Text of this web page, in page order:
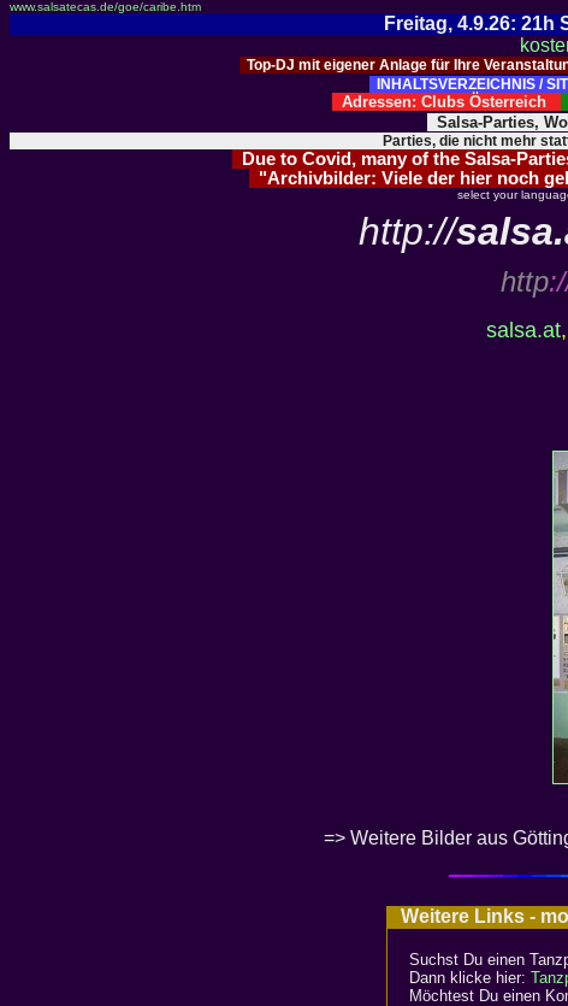
www.salsatecas.de/goe/caribe.htm
Freitag, 4.9.26: 21h
Top-DJ mit eigener Anlage für Ihre
INHALTSVERZEICHNIS /
Adressen: Clubs Österreich
Salsa-Parties,
Parties, die nicht mehr
Due to Covid, many of the Salsa-
"Archivbilder: Viele der hier noch
select your
http://
http
salsa.at,
=>Weitere Bilder aus
Weitere Links -
Suchst Du einen
Dann klicke hier:
Möchtest Du einen